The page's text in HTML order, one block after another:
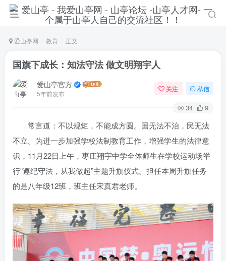
爱山亭网 教育 正文
国旗下成长：知法守法 做文明翔宇人
爱山亭官方
5年前发布
关注 私信
34 9
常言道：不以规矩，不能成方圆。国无法不治，民无法
不立。为进一步加强学校法制教育工作，增强学生的法律意
识，11月22日上午，枣庄翔宇中学全体师生在学校运动场举
行“遵纪守法，从我做起”主题升旗仪式。担任本周升旗任务
的是八年级12班，班主任宋真君老师。
登录
手机号
记住登录